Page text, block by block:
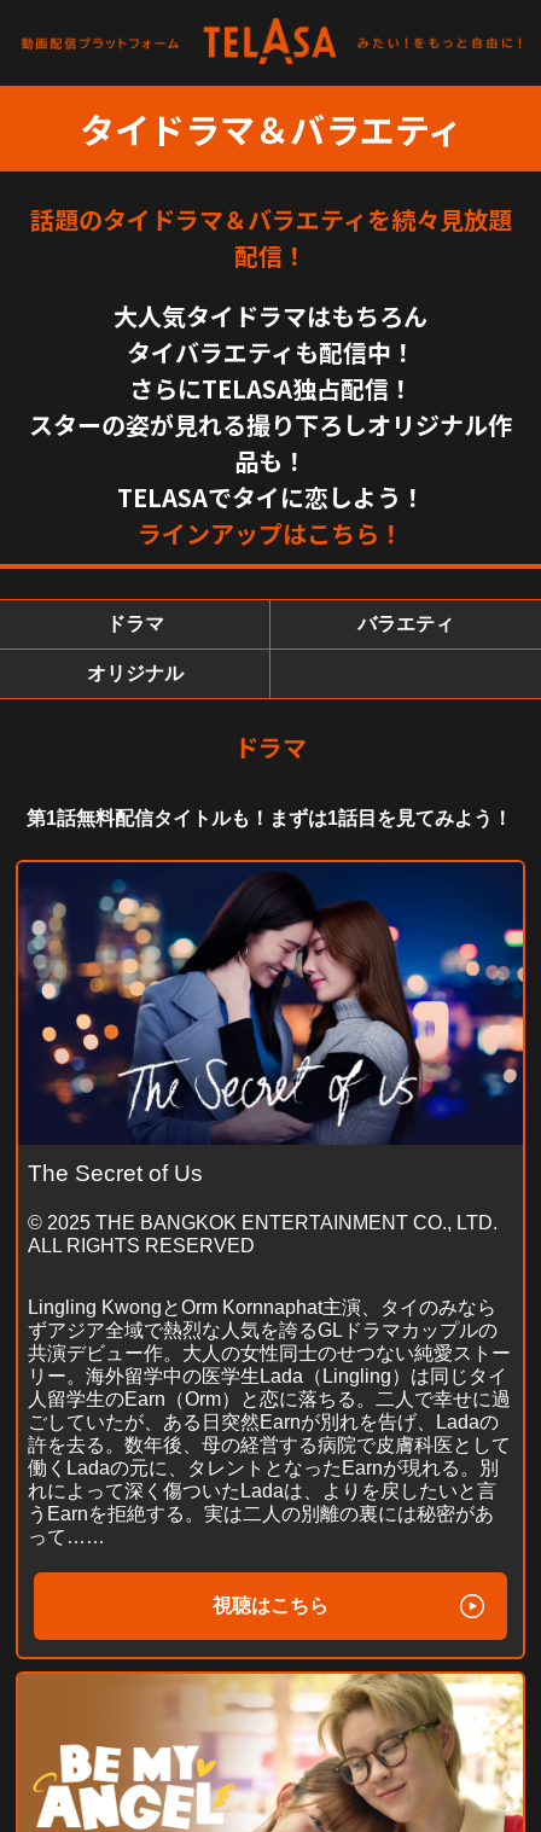
タイドラマ＆バラエティ
話題のタイドラマ＆バラエティを続々見放題
配信！
大人気タイドラマはもちろん
タイバラエティも配信中！
さらにTELASA独占配信！
スターの姿が見れる撮り下ろしオリジナル作
品も！
TELASAでタイに恋しよう！
ラインアップはこちら！
ドラマ バラエティ
オリジナル
ドラマ
第1話無料配信タイトルも！まずは1話目を見てみよう！
The Secret of Us
© 2025 THE BANGKOK ENTERTAINMENT CO., LTD.
ALL RIGHTS RESERVED
Lingling KwongとOrm Kornnaphat主演、タイのみなら
ずアジア全域で熱烈な人気を誇るGLドラマカップルの
共演デビュー作。大人の女性同士のせつない純愛ストー
リー。海外留学中の医学生Lada（Lingling）は同じタイ
人留学生のEarn（Orm）と恋に落ちる。二人で幸せに過
ごしていたが、ある日突然Earnが別れを告げ、Ladaの
許を去る。数年後、母の経営する病院で皮膚科医として
働くLadaの元に、タレントとなったEarnが現れる。別
れによって深く傷ついたLadaは、よりを戻したいと言
うEarnを拒絶する。実は二人の別離の裏には秘密があ
って……
視聴はこちら